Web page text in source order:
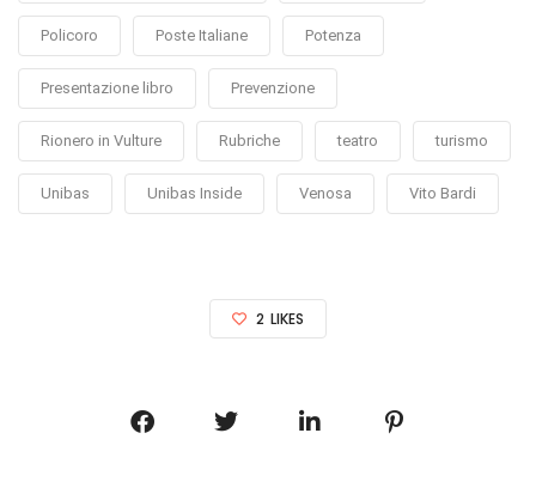
Policoro Poste Italiane Potenza
Presentazione libro Prevenzione
Rionero in Vulture Rubriche teatro turismo
Unibas Unibas Inside Venosa Vito Bardi
2 LIKES